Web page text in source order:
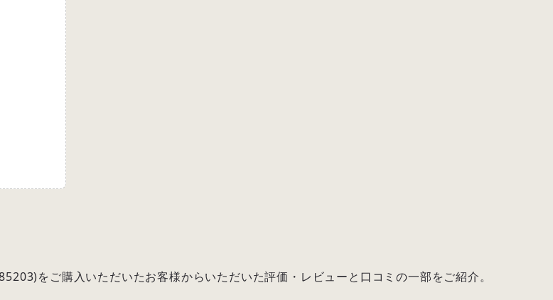
をご購入いただいたお客様からいただいた評価・レビューと口コミの一部をご紹介。